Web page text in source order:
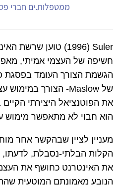
ממטפלות.ים חברי
Suler
(1996) טוען שרשת
חשיפה של העצמי אמיתי,
הגשמת הצורך העומד בפסגת
של Maslow- הצורך במימוש
את הפוטנציאל היצירתי
הוא חבוי לא מתאפשר מימוש
מעניין לציין שבהקשר אחר
הקלות הבלתי-נסבלת,
את האינטרנט כחושף את
הנובע מאמונתם המוטעית